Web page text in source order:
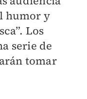
humor y
Los
serie de
tomar